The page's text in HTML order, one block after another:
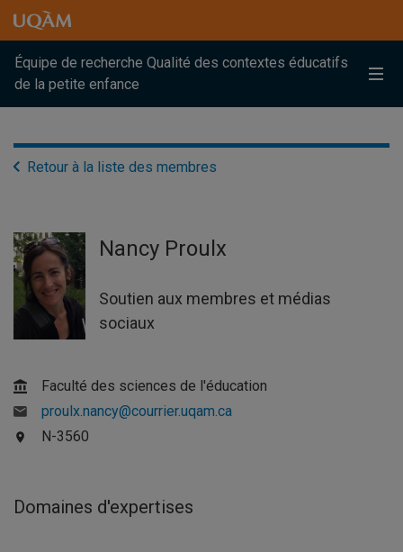
Raccourci vers le contenu
Raccourci vers le menu principal
Raccourci vers la recherche
Raccourci vers le contenu
Raccourci vers le menu principal
Raccourci vers la recherche
Équipe de recherche Qualité des contextes éducatifs
de la petite enfance
Retour à la liste des membres
Nancy Proulx
Soutien aux membres et médias
sociaux
Faculté des sciences de l'éducation
proulx.nancy@courrier.uqam.ca
N-3560
Domaines d'expertises